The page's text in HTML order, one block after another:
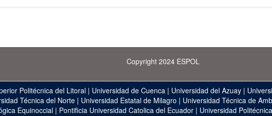
Copyright 2024 ESPOL
Politécnica del Litoral | Universidad de Cuenca | Universidad del Azuay |
Técnica del Norte| Universidad Estatal de Milagro | Universidad Técnica de
Equinoccial| Pontificia Universidad Catolica del Ecuador| Universidad